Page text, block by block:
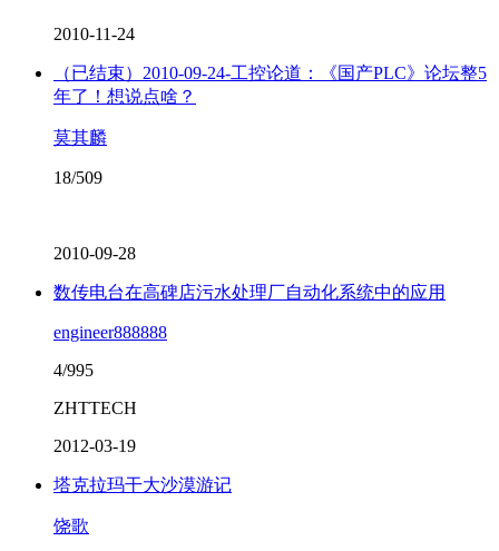
2010-11-24
（已结束）2010-09-24-工控论道：《国产PLC》论坛整5
年了！想说点啥？
莫其麟
18/509
2010-09-28
数传电台在高碑店污水处理厂自动化系统中的应用
engineer888888
4/995
ZHTTECH
2012-03-19
塔克拉玛干大沙漠游记
饶歌